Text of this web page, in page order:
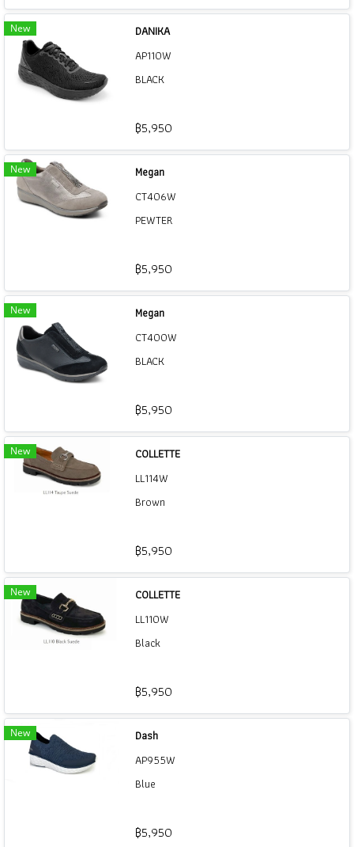
New
DANIKA
AP110W
BLACK
฿5,950
New
Megan
CT406W
PEWTER
฿5,950
New
Megan
CT400W
BLACK
฿5,950
New
COLLETTE
LL114W
Brown
฿5,950
New
COLLETTE
LL110W
Black
฿5,950
New
Dash
AP955W
Blue
฿5,950